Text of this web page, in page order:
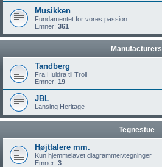
Musikken
Fundamentet for vores passion
Emner: 361
Manufacturers
Tandberg
Fra Huldra til Troll
Emner: 19
JBL
Lansing Heritage
Tegnestue
Højttalere mm.
Kun hjemmelavet diagrammer/tegninger
Emner: 3